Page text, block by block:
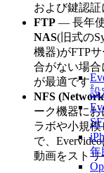
設
年
および鍵認証
FTP — 長年使
NAS(旧式の
機器)がFTP
合がない場
が最適です。
NFS
ーク機器に
ラボや小規
で、
動画をストリ